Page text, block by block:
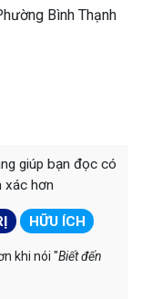
Bình Thạnh
giúp bạn đọc có
xác hơn
HỮU ÍCH
khi nói "Biết đến